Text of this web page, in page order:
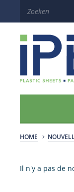
HOME
Il n'y a pas de